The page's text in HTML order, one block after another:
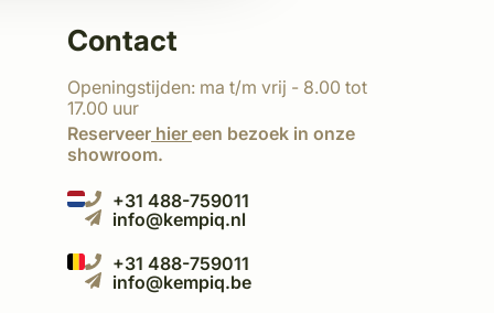
Contact
Openingstijden: ma t/m vrij - 8.00 tot
17.00 uur
Reserveer hier een bezoek in onze
showroom.
+31 488-759011
info@kempiq.nl
+31 488-759011
info@kempiq.be